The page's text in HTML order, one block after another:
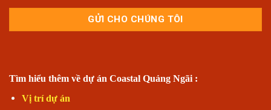
Tìm hiểu thêm về dự án Coastal Quảng Ngãi :
Vị trí dự án